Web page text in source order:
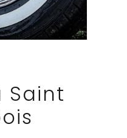
Saint